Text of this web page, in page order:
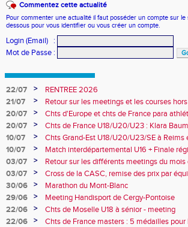
Commentez cette actualité
Pour commenter une actualité il faut posséder un compte sur le
dessous pour vous identifier ou vous créer un compte.
Login (Email)
:
Mot de Passe :
22/07 >
RENTREE 2026
21/07
>
Retour sur les meetings et les courses
20/07
>
Chts d'Europe et chts de France para
champion d'Europe et multiples médaillés
20/07 >
Chts de France U18/U20/U23 : Klara
10e
10/07 >
Chts Grand-Est U18/U20/U23/SE à Reims
10/07
>
Match interdépartemental U16 + Finale
Obernai
03/07 >
Retour sur les différents meetings du
03/07
>
Cross de la CASC, remise des prix par
collèges
30/06 >
Marathon du Mont-Blanc
29/06
>
Meeting Handisport de Cergy-Pontoise
22/06
>
Chts de Moselle U18 à sénior - meeting
22/06
>
Chts de France masters : 5 médailles